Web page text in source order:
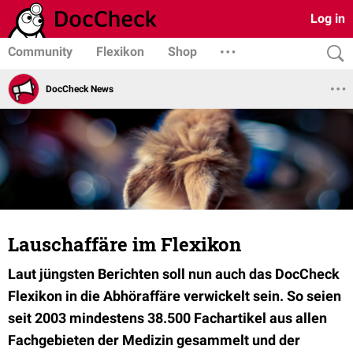
Log in
Community Flexikon Shop
DocCheck News
Lauschaffäre im Flexikon
Laut jüngsten Berichten soll nun auch das DocCheck
Flexikon in die Abhöraffäre verwickelt sein. So seien
seit 2003 mindestens 38.500 Fachartikel aus allen
Fachgebieten der Medizin gesammelt und der